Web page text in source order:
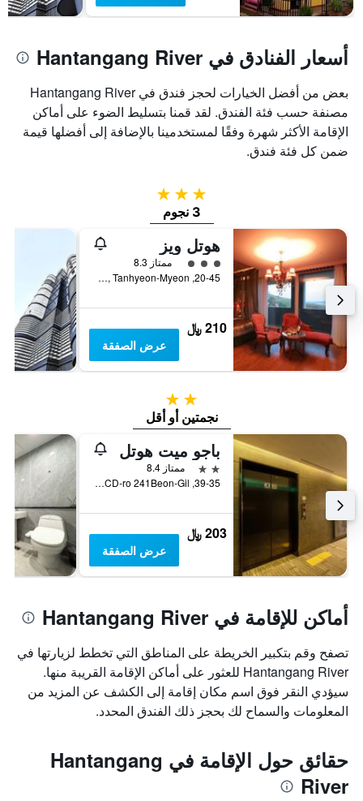
أسعار الفنادق في Hantangang River
بعض من أفضل الخيارات لحجز فندق في Hantangang River
مصنفة حسب فئة الفندق. لقد قمنا بتسليط الضوء على أماكن
الإقامة الأكثر شهرة وفقًا لمستخدمينا بالإضافة إلى أفضلها قيمة
ضمن كل فئة فندق.
3 نجوم
3 نجوم
هوتل ويز
تقييم فئة 3ممتاز 8.3
20-45, Seongdong-ro, Tanhyeon-Myeon, باجو, كوريا الجنوبية
210 ﷼
عرض الصفقة
2 نجمتين
نجمتين أو أقل
باجو ميت هوتل
2 نجمتين
ممتاز 8.4
39-35, LCD-ro 241Beon-Gil, باجو, كوريا الجنوبية
203 ﷼
عرض الصفقة
أماكن للإقامة في Hantangang River
تصفح وقم بتكبير الخريطة على المناطق التي تخطط لزيارتها في
Hantangang River للعثور على أماكن الإقامة القريبة منها.
سيؤدي النقر فوق اسم مكان إقامة إلى الكشف عن المزيد من
المعلومات والسماح لك بحجز ذلك الفندق المحدد.
حقائق حول الإقامة في Hantangang
River